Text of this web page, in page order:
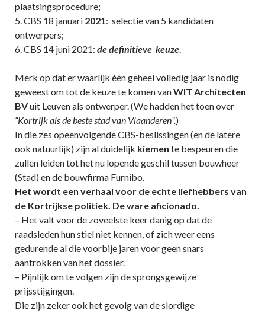
plaatsingsprocedure;
5. CBS 18 januari 2021: selectie van 5 kandidaten
ontwerpers;
6. CBS 14 juni 2021: de definitieve keuze.
Merk op dat er waarlijk één geheel volledig jaar is nodig
geweest om tot de keuze te komen vanWIT Architecten
BVuit Leuven als ontwerper. (We hadden het toen over
“Kortrijk als de beste stad van Vlaanderen”.)
In die zes opeenvolgende CBS-beslissingen (en de latere
ook natuurlijk) zijn al duidelijk kiemen te bespeuren die
zullen leiden tot het nu lopende geschil tussen bouwheer
(Stad) en de bouwfirma Furnibo.
Het wordt een verhaal voor de echte liefhebbers van
de Kortrijkse politiek. De ware aficionado.
– Het valt voor de zoveelste keer danig op dat de
raadsleden hun stiel niet kennen, of zich weer eens
gedurende al die voorbije jaren voor geen snars
aantrokken van het dossier.
– Pijnlijk om te volgen zijn de sprongsgewijze
prijsstijgingen.
Die zijn zeker ook het gevolg van de slordige